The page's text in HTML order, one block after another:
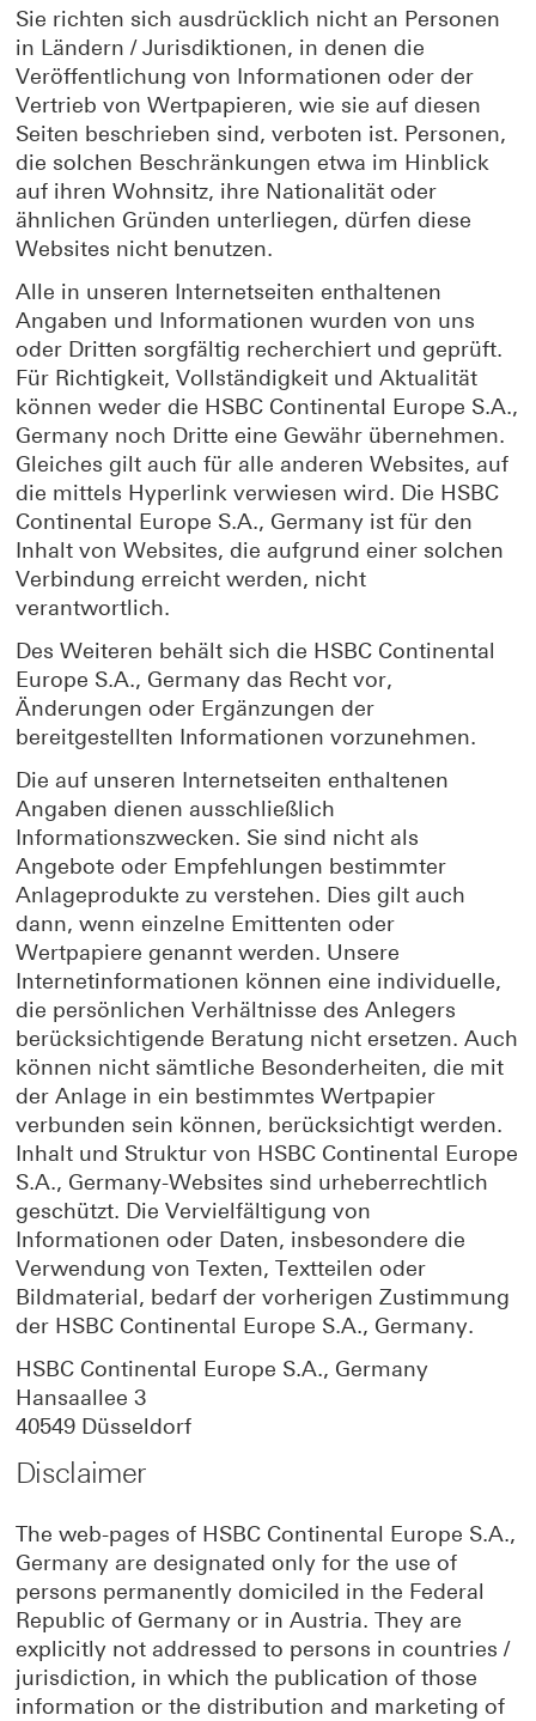
Sie richten sich ausdrücklich nicht an Personen
in Ländern / Jurisdiktionen, in denen die
Veröffentlichung von Informationen oder der
Vertrieb von Wertpapieren, wie sie auf diesen
Seiten beschrieben sind, verboten ist. Personen,
die solchen Beschränkungen etwa im Hinblick
auf ihren Wohnsitz, ihre Nationalität oder
ähnlichen Gründen unterliegen, dürfen diese
Websites nicht benutzen.
Alle in unseren Internetseiten enthaltenen
Angaben und Informationen wurden von uns
oder Dritten sorgfältig recherchiert und geprüft.
Für Richtigkeit, Vollständigkeit und Aktualität
können weder die HSBC Continental Europe S.A.,
Germany noch Dritte eine Gewähr übernehmen.
Gleiches gilt auch für alle anderen Websites, auf
die mittels Hyperlink verwiesen wird. Die HSBC
Continental Europe S.A., Germany ist für den
Inhalt von Websites, die aufgrund einer solchen
Verbindung erreicht werden, nicht
verantwortlich.
Des Weiteren behält sich die HSBC Continental
Europe S.A., Germany das Recht vor,
Änderungen oder Ergänzungen der
bereitgestellten Informationen vorzunehmen.
Die auf unseren Internetseiten enthaltenen
Angaben dienen ausschließlich
Informationszwecken. Sie sind nicht als
Angebote oder Empfehlungen bestimmter
Anlageprodukte zu verstehen. Dies gilt auch
dann, wenn einzelne Emittenten oder
Wertpapiere genannt werden. Unsere
Internetinformationen können eine individuelle,
die persönlichen Verhältnisse des Anlegers
berücksichtigende Beratung nicht ersetzen. Auch
können nicht sämtliche Besonderheiten, die mit
der Anlage in ein bestimmtes Wertpapier
verbunden sein können, berücksichtigt werden.
Inhalt und Struktur von HSBC Continental Europe
S.A., Germany-Websites sind urheberrechtlich
geschützt. Die Vervielfältigung von
Informationen oder Daten, insbesondere die
Verwendung von Texten, Textteilen oder
Bildmaterial, bedarf der vorherigen Zustimmung
der HSBC Continental Europe S.A., Germany.
HSBC Continental Europe S.A., Germany
Hansaallee 3
40549 Düsseldorf
Disclaimer
The web-pages of HSBC Continental Europe S.A.,
Germany are designated only for the use of
persons permanently domiciled in the Federal
Republic of Germany or in Austria. They are
explicitly not addressed to persons in countries /
jurisdiction, in which the publication of those
information or the distribution and marketing of